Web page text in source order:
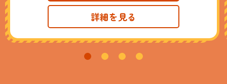
詳細を見る